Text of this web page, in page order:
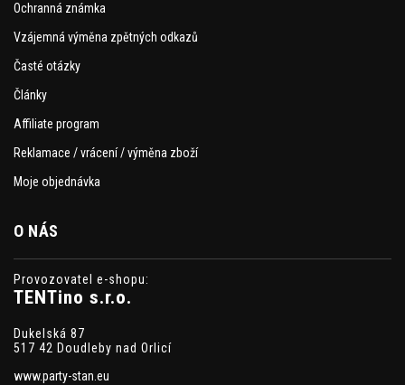
Ochranná známka
Vzájemná výměna zpětných odkazů
Časté otázky
Články
Affiliate program
Reklamace / vrácení / výměna zboží
Moje objednávka
O NÁS
Provozovatel e-shopu:
TENTino s.r.o.
Dukelská 87
517 42 Doudleby nad Orlicí
www.party-stan.eu